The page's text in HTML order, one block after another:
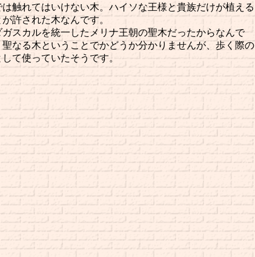
は触れてはいけない木。ハイソな王様と貴族だけが植える
が許された木なんです。
ガスカルを統一したメリナ王朝の聖木だったからなんで
聖なる木ということでかどうか分かりませんが、歩く際の
て使っていたそうです。